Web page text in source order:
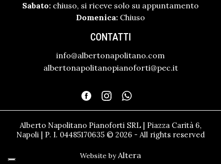
Sabato: chiuso, si riceve solo su appuntamento
Domenica: Chiuso
CONTATTI
info@albertonapolitano.com
albertonapolitanopianoforti@pec.it
Alberto Napolitano Pianoforti SRL | Piazza Carità 6,
Napoli | P. I. 04485170635 © 2026 - All rights reserved
Website byAltera